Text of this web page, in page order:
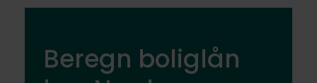
Beregn boliglån